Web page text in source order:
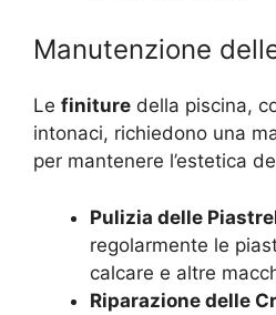
Manutenzione
Le finiture della piscina,
intonaci, richiedono una
per mantenere l’estetica
Pulizia delle
regolarmente le
calcare e altre
Riparazione delle